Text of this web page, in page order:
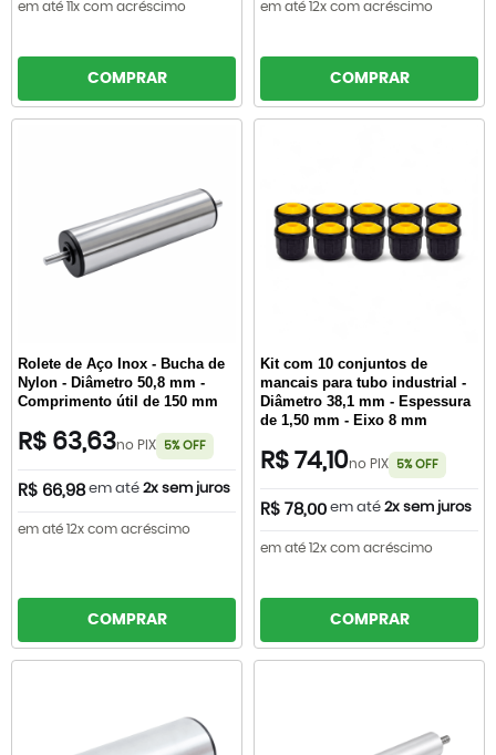
em até 11x com acréscimo
COMPRAR
em até 12x com acréscimo
COMPRAR
Rolete de Aço Inox - Bucha de
Nylon - Diâmetro 50,8 mm -
Comprimento útil de 150 mm
R$ 63,63no PIX 5% OFF
R$ 66,98 em até 2x sem juros
em até 12x com acréscimo
COMPRAR
Kit com 10 conjuntos de
mancais para tubo industrial -
Diâmetro 38,1 mm - Espessura
de 1,50 mm - Eixo 8 mm
R$ 74,10no PIX 5% OFF
R$ 78,00 em até 2x sem juros
em até 12x com acréscimo
COMPRAR